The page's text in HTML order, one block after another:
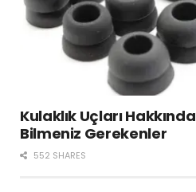
Kulaklık Uçları Hakkında
Bilmeniz Gerekenler
552 SHARES